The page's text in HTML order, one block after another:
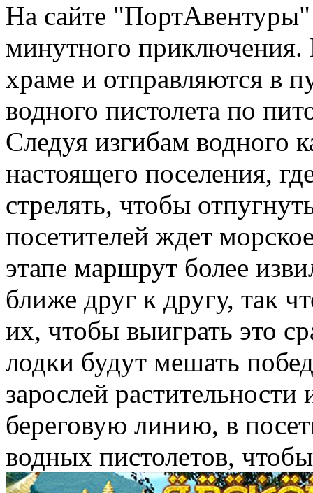
На сайте
минутного приключения.
храме и отправляются в
водного пистолета по
Следуя изгибам водного
настоящего поселения,
стрелять, чтобы
посетителей ждет
этапе маршрут более
ближе друг к другу, так
их, чтобы выиграть это
лодки будут мешать
зарослей
береговую линию, в
водных пистолетов,